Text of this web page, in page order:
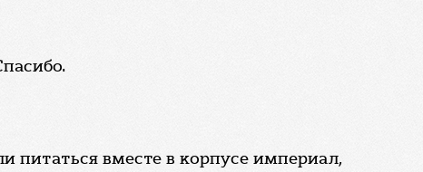
питаться вместе в корпусе империал,